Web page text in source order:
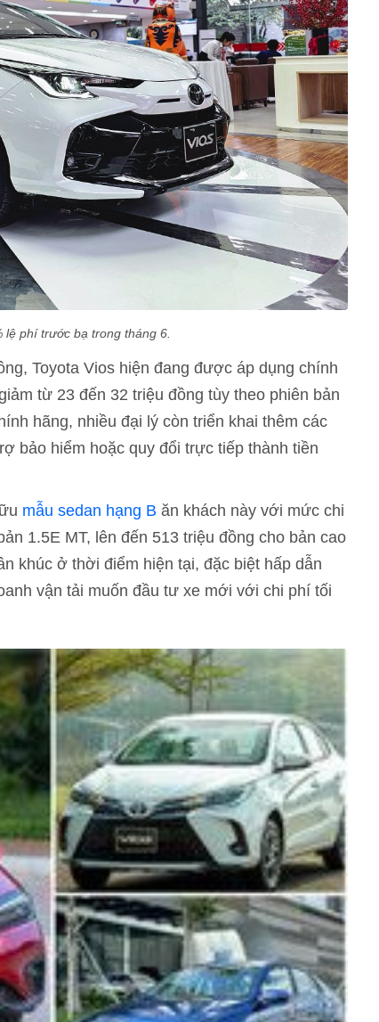
lệ phí trước bạ trong tháng 6.
Toyota Vios hiện đang được áp dụng chính
từ 23 đến 32 triệu đồng tùy theo phiên bản
hãng, nhiều đại lý còn triển khai thêm các
bảo hiểm hoặc quy đổi trực tiếp thành tiền
mẫu sedan hạng B ăn khách này với mức chi
1.5E MT, lên đến 513 triệu đồng cho bản cao
khúc ở thời điểm hiện tại, đặc biệt hấp dẫn
vận tải muốn đầu tư xe mới với chi phí tối